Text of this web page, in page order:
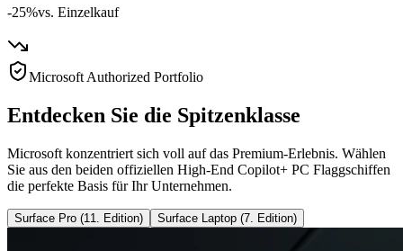
-25%vs. Einzelkauf
Microsoft Authorized Portfolio
Entdecken Sie die Spitzenklasse
Microsoft konzentriert sich voll auf das Premium-Erlebnis. Wählen
Sie aus den beiden offiziellen High-End Copilot+ PC Flaggschiffen
die perfekte Basis für Ihr Unternehmen.
Surface Pro (11. Edition) Surface Laptop (7. Edition)